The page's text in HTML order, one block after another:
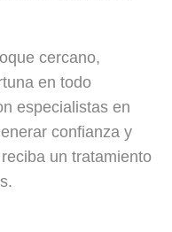
cercano,
en todo
especialistas en
confianza y
un tratamiento